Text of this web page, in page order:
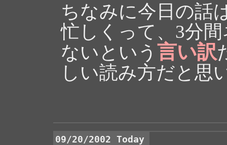
ちなみに今日の話
忙しくって、3分
ないという言い訳
しい読み方だと思
09/20/2002 Today